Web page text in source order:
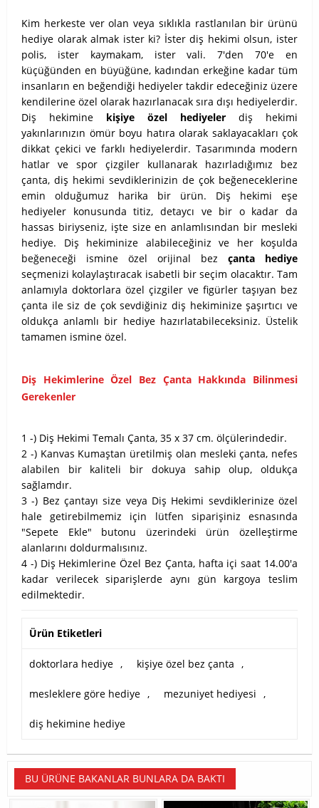
Kim herkeste ver olan veya sıklıkla rastlanılan bir ürünü
hediye olarak almak ister ki? İster diş hekimi olsun, ister
polis, ister kaymakam, ister vali. 7'den 70'e en
küçüğünden en büyüğüne, kadından erkeğine kadar tüm
insanların en beğendiği hediyeler takdir edeceğiniz üzere
kendilerine özel olarak hazırlanacak sıra dışı hediyelerdir.
Diş hekimine kişiye özel hediyeler diş hekimi
yakınlarınızın ömür boyu hatıra olarak saklayacakları çok
dikkat çekici ve farklı hediyelerdir. Tasarımında modern
hatlar ve spor çizgiler kullanarak hazırladığımız bez
çanta, diş hekimi sevdiklerinizin de çok beğeneceklerine
emin olduğumuz harika bir ürün. Diş hekimi eşe
hediyeler konusunda titiz, detaycı ve bir o kadar da
hassas biriyseniz, işte size en anlamlısından bir mesleki
hediye. Diş hekiminize alabileceğiniz ve her koşulda
beğeneceği ismine özel orijinal bez çanta hediye
seçmenizi kolaylaştıracak isabetli bir seçim olacaktır. Tam
anlamıyla doktorlara özel çizgiler ve figürler taşıyan bez
çanta ile siz de çok sevdiğiniz diş hekiminize şaşırtıcı ve
oldukça anlamlı bir hediye hazırlatabileceksiniz. Üstelik
tamamen ismine özel.
Diş Hekimlerine Özel Bez Çanta Hakkında Bilinmesi
Gerekenler
1 -) Diş Hekimi Temalı Çanta, 35 x 37 cm. ölçülerindedir.
2 -) Kanvas Kumaştan üretilmiş olan mesleki çanta, nefes
alabilen bir kaliteli bir dokuya sahip olup, oldukça
sağlamdır.
3 -) Bez çantayı size veya Diş Hekimi sevdiklerinize özel
hale getirebilmemiz için lütfen siparişiniz esnasında
"Sepete Ekle" butonu üzerindeki ürün özelleştirme
alanlarını doldurmalısınız.
4 -) Diş Hekimlerine Özel Bez Çanta, hafta içi saat 14.00'a
kadar verilecek siparişlerde aynı gün kargoya teslim
edilmektedir.
Ürün Etiketleri
doktorlara hediye , kişiye özel bez çanta ,
mesleklere göre hediye , mezuniyet hediyesi ,
diş hekimine hediye
BU ÜRÜNE BAKANLAR BUNLARA DA BAKTI